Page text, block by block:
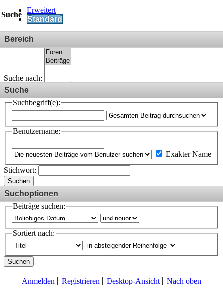
Suche
Erweitert
Standard
Bereich
Suche nach:
Suche
Suchbegriff(e):
Benutzername:
Exakter Name
Stichwort:
Suchen
Suchoptionen
Beiträge suchen:
Sortiert nach:
Suchen
Anmelden Registrieren Desktop-Ansicht Nach oben